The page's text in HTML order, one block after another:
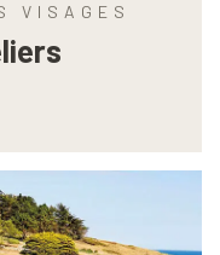
VISAGES